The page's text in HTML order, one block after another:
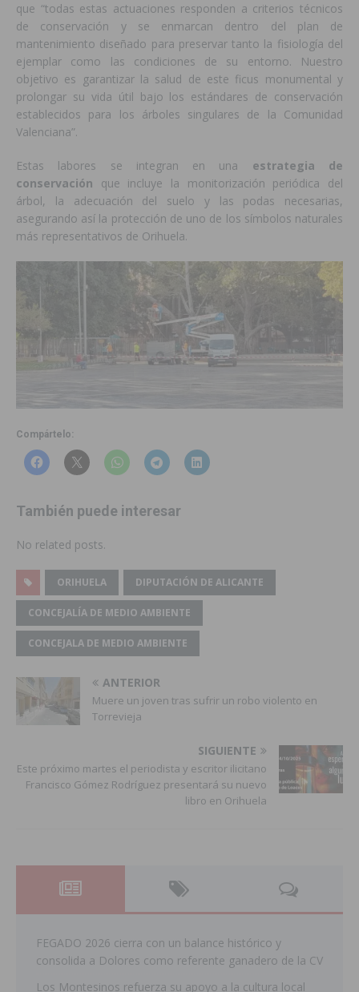
que “todas estas actuaciones responden a criterios técnicos
de conservación y se enmarcan dentro del plan de
mantenimiento diseñado para preservar tanto la fisiología del
ejemplar como las condiciones de su entorno. Nuestro
objetivo es garantizar la salud de este ficus monumental y
prolongar su vida útil bajo los estándares de conservación
establecidos para los árboles singulares de la Comunidad
Valenciana”.
Estas labores se integran en una estrategia de
conservación que incluye la monitorización periódica del
árbol, la adecuación del suelo y las podas necesarias,
asegurando así la protección de uno de los símbolos naturales
más representativos de Orihuela.
Compártelo:
También puede interesar
No related posts.
ORIHUELA DIPUTACIÓN DE ALICANTE
CONCEJALÍA DE MEDIO AMBIENTE
CONCEJALA DE MEDIO AMBIENTE
ANTERIOR
Muere un joven tras sufrir un robo violento en
Torrevieja
SIGUIENTE
Este próximo martes el periodista y escritor ilicitano
Francisco Gómez Rodríguez presentará su nuevo
libro en Orihuela
FEGADO 2026 cierra con un balance histórico y
consolida a Dolores como referente ganadero de la CV
Los Montesinos refuerza su apoyo a la cultura local